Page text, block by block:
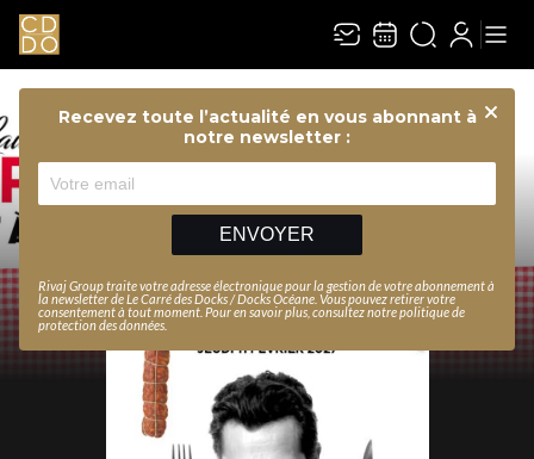
Recevez toute l’actualité en vous abonnant à
notre newsletter :
ENVOYER
Rivaj Group traite votre adresse électronique pour la gestion de votre abonnement à
la newsletter deLe Carré des Docks / Docks Océane . Vous pouvez retirer votre
consentement à tout moment. Pour en savoir plus, consultez notrepolitique de
protection des données